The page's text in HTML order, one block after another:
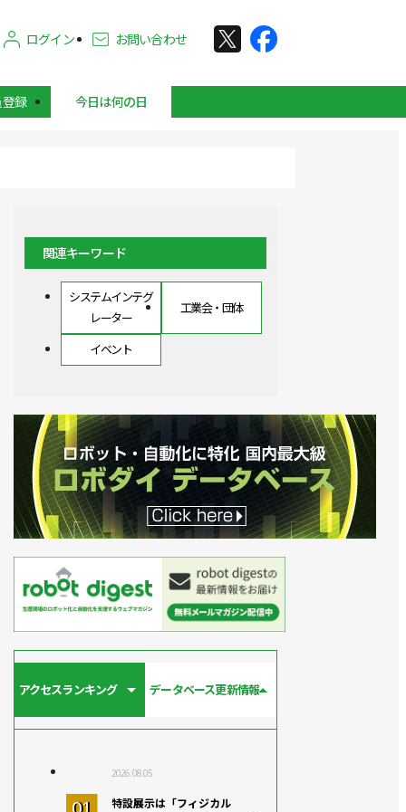
ログイン お問い合わせ
録 今日は何の日
関連キーワード
システムインテグ
レーター
工業会・団体
イベント
アクセスランキング データベース更新情報
2026.08.05
特設展示は「フィジカル